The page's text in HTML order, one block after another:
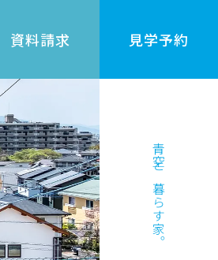
資料請求 見学予約
青空と暮らす家。